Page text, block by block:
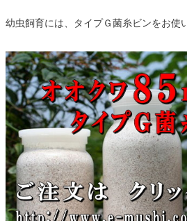
幼虫飼育には、タイプＧ菌糸ビンをお使